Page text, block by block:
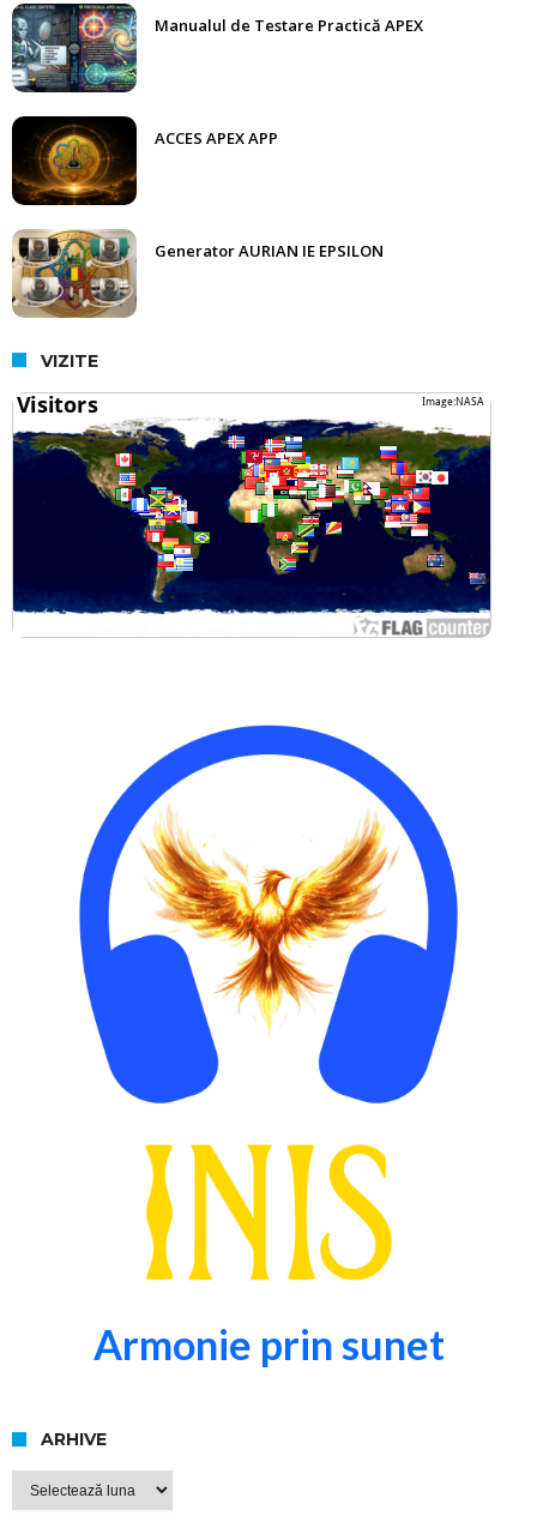
Manualul de Testare Practică APEX
ACCES APEX APP
Generator AURIAN IE EPSILON
VIZITE
Armonie prin sunet
ARHIVE